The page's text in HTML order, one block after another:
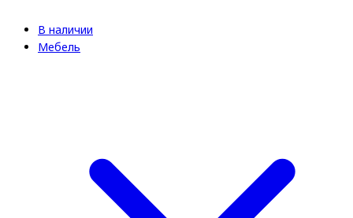
В наличии
Мебель